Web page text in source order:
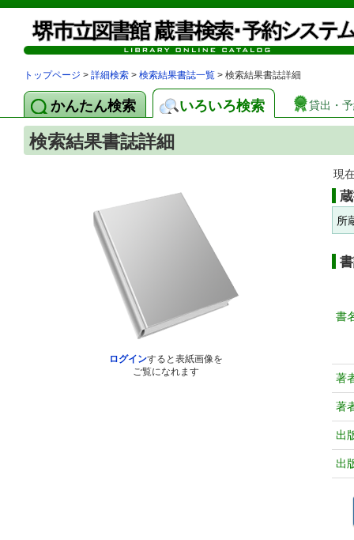
トップページ > 詳細検索 > 検索結果書誌一覧 > 検索結果書誌詳細
かんたん検索 いろいろ検索 貸出・
検索結果書誌詳細
ログインすると表紙画像を
ご覧になれます
現
所
書
著
著
出
出